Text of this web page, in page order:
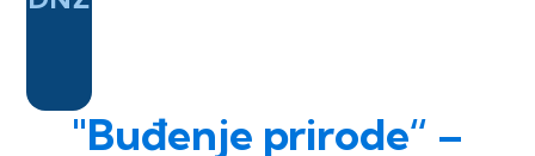
"Buđenje prirode“ –